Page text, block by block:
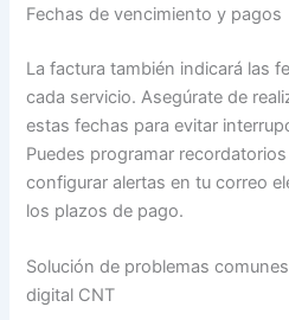
Fechas de vencimiento y pagos
La factura también indicará las
cada servicio. Asegúrate de
estas fechas para evitar
Puedes programar
configurar alertas en tu correo
los plazos de pago.
Solución de problemas
digital CNT